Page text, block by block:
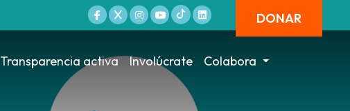
DONAR
Transparencia activa Involúcrate Colabora